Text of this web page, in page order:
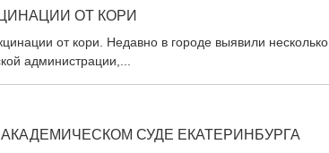
ОТ КОРИ
от кори. Недавно в городе выявили несколько
администрации,...
СУДЕ ЕКАТЕРИНБУРГА